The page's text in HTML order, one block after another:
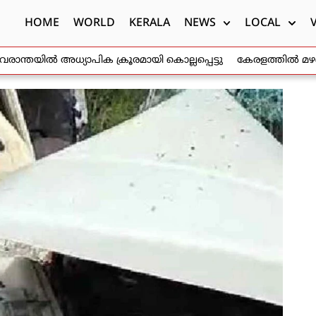
HOME WORLD KERALA NEWS LOCAL
അധ്യാപിക ക്രൂരമായി കൊല്ലപ്പെട്ടു കേരളത്തിൽ